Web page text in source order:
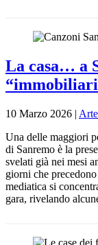
La casa… a
10 Marzo 2026 |
Una delle maggiori
di Sanremo è la
svelati già nei mesi
giorni che
mediatica si
gara, rivelando